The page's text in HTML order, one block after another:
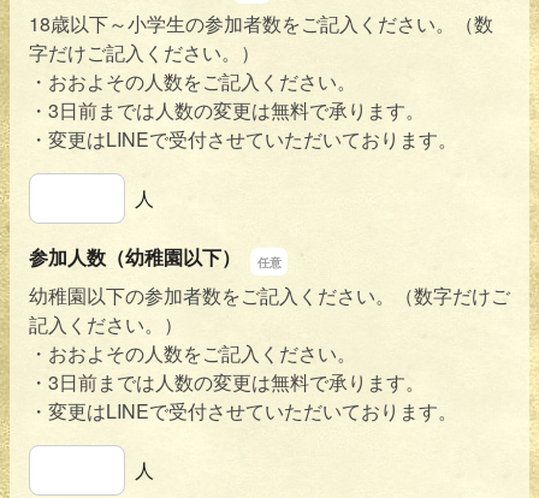
18歳以下～小学生の参加者数をご記入ください。（数
字だけご記入ください。）
・おおよその人数をご記入ください。
・3日前までは人数の変更は無料で承ります。
・変更はLINEで受付させていただいております。
参加人数（18歳以下）
人
参加人数（幼稚園以下）
幼稚園以下の参加者数をご記入ください。（数字だけご
記入ください。）
・おおよその人数をご記入ください。
・3日前までは人数の変更は無料で承ります。
・変更はLINEで受付させていただいております。
参加人数（幼稚園以下）
人